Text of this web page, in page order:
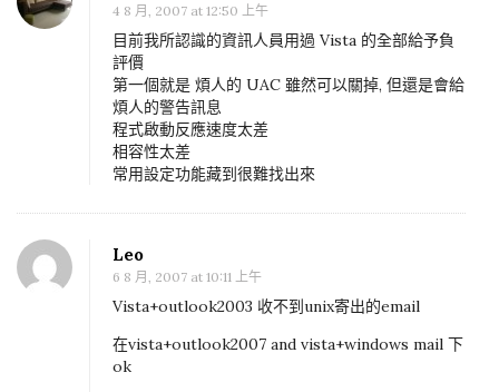
4 8 月, 2007 at 12:50 上午
目前我所認識的資訊人員用過 Vista 的全部給予負
評價
第一個就是 煩人的 UAC 雖然可以關掉, 但還是會給
煩人的警告訊息
程式啟動反應速度太差
相容性太差
常用設定功能藏到很難找出來
Leo
6 8 月, 2007 at 10:11 上午
Vista+outlook2003 收不到unix寄出的email
在vista+outlook2007 and vista+windows mail 下
ok